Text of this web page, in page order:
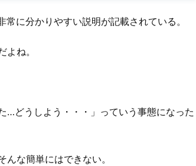
に分かりやすい説明が記載されている。
ね。
…どうしよう・・・」っていう事態になった
な簡単にはできない。